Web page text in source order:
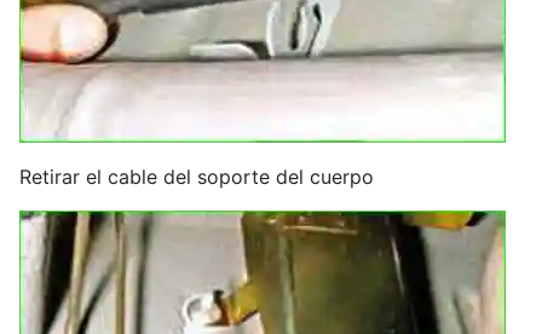
Retirar el cable del soporte del cuerpo